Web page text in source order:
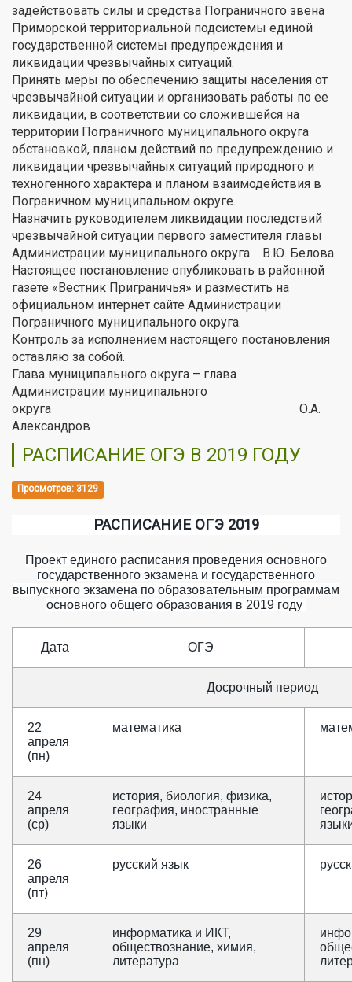
задействовать силы и средства Пограничного звена
Приморской территориальной подсистемы единой
государственной системы предупреждения и
ликвидации чрезвычайных ситуаций.
Принять меры по обеспечению защиты населения от
чрезвычайной ситуации и организовать работы по ее
ликвидации, в соответствии со сложившейся на
территории Пограничного муниципального округа
обстановкой, планом действий по предупреждению и
ликвидации чрезвычайных ситуаций природного и
техногенного характера и планом взаимодействия в
Пограничном муниципальном округе.
Назначить руководителем ликвидации последствий
чрезвычайной ситуации первого заместителя главы
Администрации муниципального округа В.Ю. Белова.
Настоящее постановление опубликовать в районной
газете «Вестник Приграничья» и разместить на
официальном интернет сайте Администрации
Пограничного муниципального округа.
Контроль за исполнением настоящего постановления
оставляю за собой.
Глава муниципального округа – глава
Администрации муниципального
округа О.А.
Александров
РАСПИСАНИЕ ОГЭ В 2019 ГОДУ
Просмотров: 3129
РАСПИСАНИЕ ОГЭ 2019
Проект единого расписания проведения основного
государственного экзамена и государственного
выпускного экзамена по образовательным программам
основного общего образования в 2019 году
Дата ОГЭ
Досрочный период
22
апреля
(пн)
математика
24
апреля
(ср)
история, биология, физика,
география, иностранные
языки
26
апреля
(пт)
русский язык
29
апреля
(пн)
информатика и ИКТ,
обществознание, химия,
литература